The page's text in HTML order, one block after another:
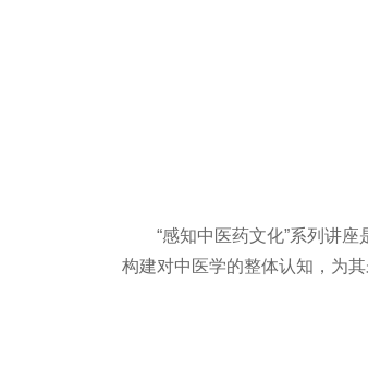
“感知中医药文化”系列讲
构建对中医学的整体认知，为